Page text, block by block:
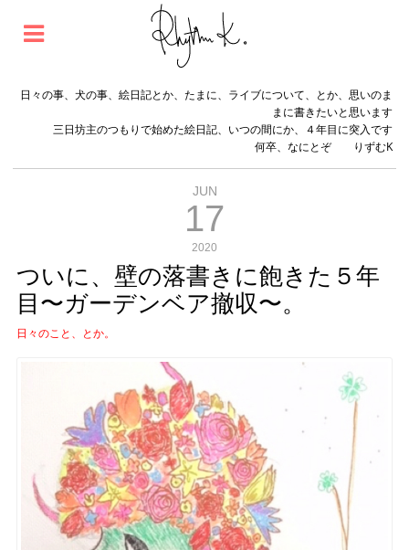
日々の事、犬の事、絵日記とか、たまに、ライブについて、とか、思いのま
まに書きたいと思います
三日坊主のつもりで始めた絵日記、いつの間にか、４年目に突入です
何卒、なにとぞ りずむK
JUN
17
2020
ついに、壁の落書きに飽きた５年
目〜ガーデンベア撤収〜。
日々のこと、とか。